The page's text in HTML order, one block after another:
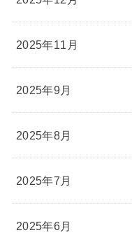
2025年11月
2025年9月
2025年8月
2025年7月
2025年6月